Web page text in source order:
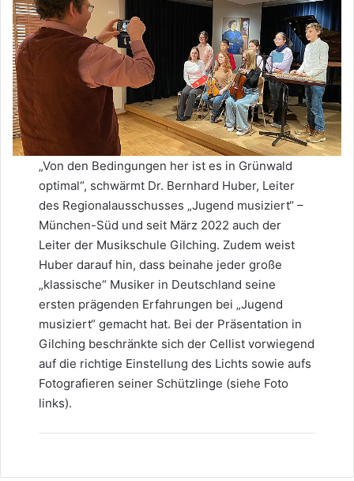
„Von den Bedingungen her ist es in Grünwald
optimal“, schwärmt Dr. Bernhard Huber, Leiter
des Regionalausschusses „Jugend musiziert“ –
München-Süd und seit März 2022 auch der
Leiter der Musikschule Gilching. Zudem weist
Huber darauf hin, dass beinahe jeder große
„klassische“ Musiker in Deutschland seine
ersten prägenden Erfahrungen bei „Jugend
musiziert“ gemacht hat. Bei der Präsentation in
Gilching beschränkte sich der Cellist vorwiegend
auf die richtige Einstellung des Lichts sowie aufs
Fotografieren seiner Schützlinge (siehe Foto
links).